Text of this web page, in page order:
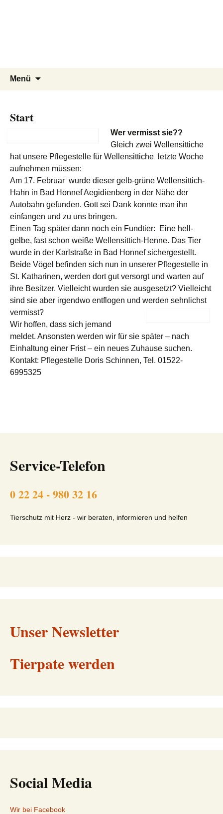
Tier Natur und Artenschutz
Siebengebirge e.V.
Tierschutzverein seit 1985 im
Siebengebirge – Orscheider
Menü
Start
Wer vermisst sie??
Gleich zwei Wellensittiche
hat unsere Pflegestelle für Wellensittiche letzte Woche
aufnehmen müssen:
Am 17. Februar wurde dieser gelb-grüne Wellensittich-
Hahn in Bad Honnef Aegidienberg in der Nähe der
Autobahn gefunden. Gott sei Dank konnte man ihn
einfangen und zu uns bringen.
Einen Tag später dann noch ein Fundtier: Eine hell-
gelbe, fast schon weiße Wellensittich-Henne. Das Tier
wurde in der Karlstraße in Bad Honnef sichergestellt.
Beide Vögel befinden sich nun in unserer Pflegestelle in
St. Katharinen, werden dort gut versorgt und warten auf
ihre Besitzer. Vielleicht wurden sie ausgesetzt? Vielleicht
sind sie aber irgendwo entflogen und werden sehnlichst
vermisst?
Wir hoffen, dass sich jemand
meldet. Ansonsten werden wir für sie später – nach
Einhaltung einer Frist – ein neues Zuhause suchen.
Kontakt: Pflegestelle Doris Schinnen, Tel. 01522-
6995325
Service-Telefon
0 22 24 - 980 32 16
Tierschutz mit Herz - wir beraten, informieren und helfen
Unser Newsletter
Tierpate werden
Social Media
Wir bei Facebook